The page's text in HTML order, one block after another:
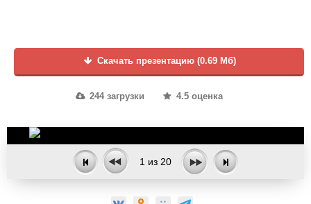
Скачать презентацию (0.69 Мб)
244 загрузки 4.5 оценка
1 из 20